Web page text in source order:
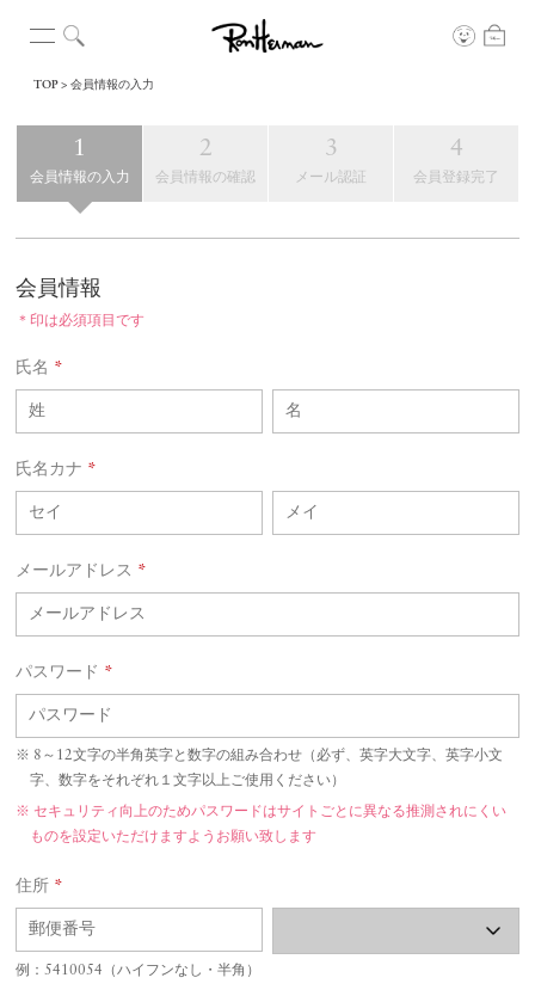
TOP 会員情報の入力
会員情報の入力 会員情報の確認 メール認証 会員登録完了
会員情報
＊印は必須項目です
氏名 *
氏名カナ *
メールアドレス *
パスワード *
字、数字をそれぞれ１文字以上ご使用ください）
ものを設定いただけますようお願い致します
住所 *
例：5410054（ハイフンなし・半角）